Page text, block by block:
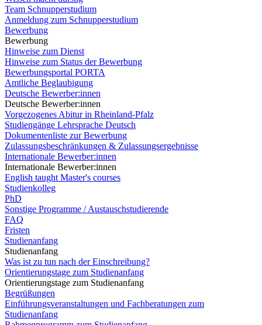
Team Schnupperstudium
Anmeldung zum Schnupperstudium
Bewerbung
Bewerbung
Hinweise zum Dienst
Hinweise zum Status der Bewerbung
Bewerbungsportal PORTA
Amtliche Beglaubigung
Deutsche Bewerber:innen
Deutsche Bewerber:innen
Vorgezogenes Abitur in Rheinland-Pfalz
Studiengänge Lehrsprache Deutsch
Dokumentenliste zur Bewerbung
Zulassungsbeschränkungen & Zulassungsergebnisse
Internationale Bewerber:innen
Internationale Bewerber:innen
English taught Master's courses
Studienkolleg
PhD
Sonstige Programme / Austauschstudierende
FAQ
Fristen
Studienanfang
Studienanfang
Was ist zu tun nach der Einschreibung?
Orientierungstage zum Studienanfang
Orientierungstage zum Studienanfang
Begrüßungen
Einführungsveranstaltungen und Fachberatungen zum
Studienanfang